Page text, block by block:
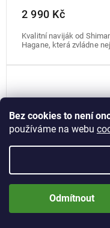
Bez cookies to není
používáme na webu
Odmítnout
Nově zaregistrované
přihlášení! Sleva se
2 990 Kč
Kvalitní naviják od
Hagane, která zvládne